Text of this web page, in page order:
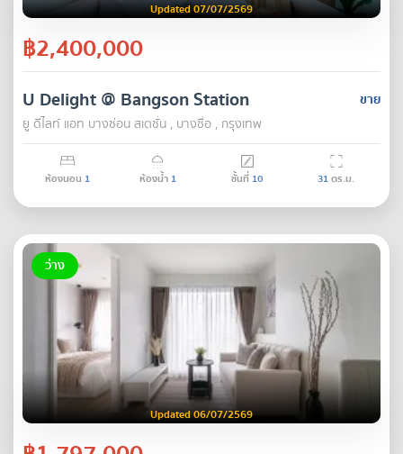
Updated 07/07/2569
฿2,400,000
ขาย
U Delight @ Bangson Station
ยู ดีไลท์ แอท บางซ่อน สเตชั่น , บางซื่อ , กรุงเทพ
ห้องนอน 1 ห้องน้ำ 1 ชั้นที่ 10 31ตร.ม.
ว่าง
Updated 06/07/2569